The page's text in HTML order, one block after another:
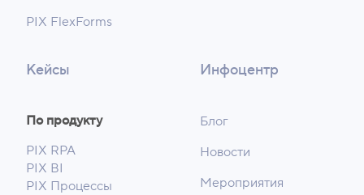
PIX FlexForms
Кейсы
По продукту
PIX RPA
PIX BI
PIX Процессы
Инфоцентр
Блог
Новости
Мероприятия